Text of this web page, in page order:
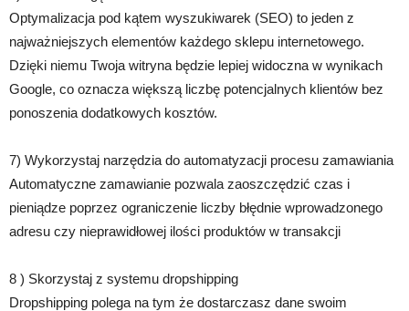
Optymalizacja pod kątem wyszukiwarek (SEO) to jeden z
najważniejszych elementów każdego sklepu internetowego.
Dzięki niemu Twoja witryna będzie lepiej widoczna w wynikach
Google, co oznacza większą liczbę potencjalnych klientów bez
ponoszenia dodatkowych kosztów.
7) Wykorzystaj narzędzia do automatyzacji procesu zamawiania
Automatyczne zamawianie pozwala zaoszczędzić czas i
pieniądze poprzez ograniczenie liczby błędnie wprowadzonego
adresu czy nieprawidłowej ilości produktów w transakcji
8 ) Skorzystaj z systemu dropshipping
Dropshipping polega na tym że dostarczasz dane swoim